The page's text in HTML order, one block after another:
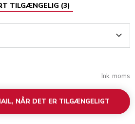
TILGÆNGELIG (3)
Ink. moms
NÅR DET ER TILGÆNGELIGT